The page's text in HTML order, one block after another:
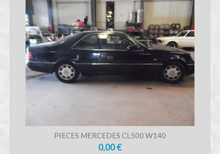
PIECES MERCEDES CL500 W140
0,00 €